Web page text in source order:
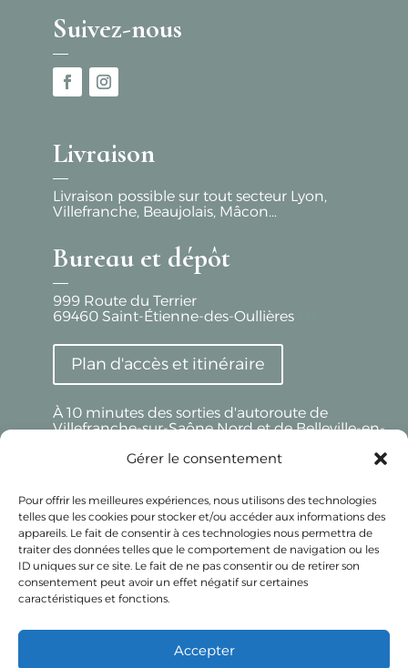
Gérer le consentement
Pour offrir les meilleures expériences, nous utilisons des technologies
telles que les cookies pour stocker et/ou accéder aux informations des
appareils. Le fait de consentir à ces technologies nous permettra de
traiter des données telles que le comportement de navigation ou les
ID uniques sur ce site. Le fait de ne pas consentir ou de retirer son
consentement peut avoir un effet négatif sur certaines
caractéristiques et fonctions.
Accepter
Suivez-nous
Livraison
Livraison possible sur tout secteur Lyon,
Villefranche, Beaujolais, Mâcon...
Bureau et dépôt
999 Route du Terrier
69460 Saint-Étienne-des-Oullières
Plan d'accès et itinéraire
À 10 minutes des sorties d'autoroute de
Villefranche-sur-Saône Nord et de Belleville-en-
Uniquement sur Rendez-Vous
32 Av. de Lanessan
69410Champagne-au-Mont-d'Or
FR